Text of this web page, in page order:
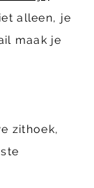
alleen, je
maak je
zithoek,